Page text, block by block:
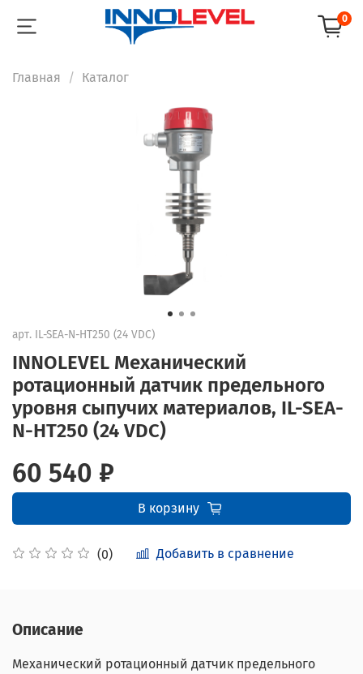
0
Главная Каталог
арт. IL-SEA-N-HT250 (24 VDC)
INNOLEVEL Механический
ротационный датчик предельного
уровня сыпучих материалов, IL-SEA-
N-HT250 (24 VDC)
(0) Добавить в сравнение
60 540 ₽
В корзину
Описание
Механический ротационный датчик предельного